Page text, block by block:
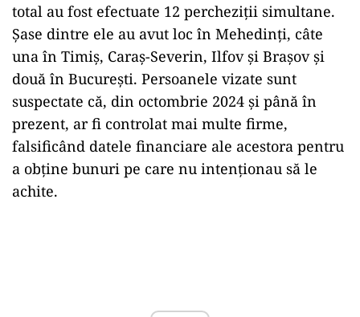
total au fost efectuate 12 percheziții simultane.
Șase dintre ele au avut loc în Mehedinți, câte
una în Timiș, Caraș-Severin, Ilfov și Brașov și
două în București. Persoanele vizate sunt
suspectate că, din octombrie 2024 și până în
prezent, ar fi controlat mai multe firme,
falsificând datele financiare ale acestora pentru
a obține bunuri pe care nu intenționau să le
achite.